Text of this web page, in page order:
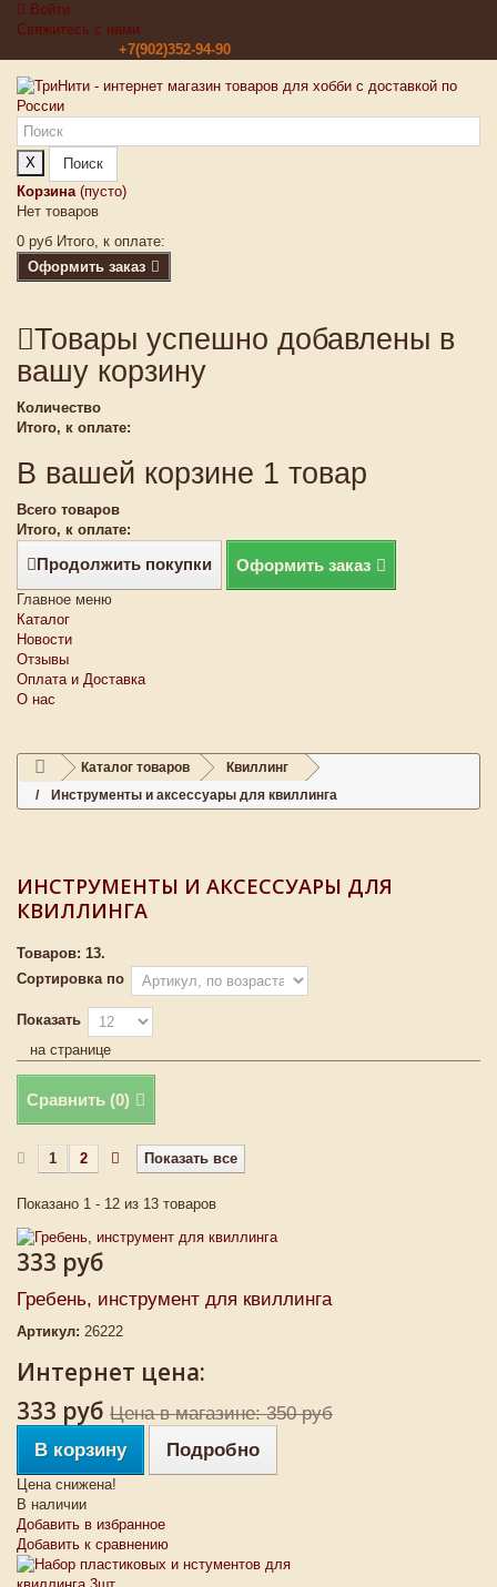
Войти
Свяжитесь с нами
+7(902)352-94-90
X
Поиск
Корзина (пусто)
Нет товаров
0 руб Итого, к оплате:
Оформить заказ
Товары успешно добавлены в
вашу корзину
Количество
Итого, к оплате:
В вашей корзине 1 товар
Всего товаров
Итого, к оплате:
Продолжить покупки Оформить заказ
Главное меню
Каталог
Новости
Отзывы
Оплата и Доставка
О нас
Каталог товаров
Квиллинг
Инструменты и аксессуары для квиллинга
ИНСТРУМЕНТЫ И АКСЕССУАРЫ ДЛЯ
КВИЛЛИНГА
Товаров: 13.
Сортировка по
Показать
на странице
Сравнить (0)
Показать все
1 2
Показано 1 - 12 из 13 товаров
333 руб
Гребень, инструмент для квиллинга
Артикул: 26222
Интернет цена:
333 руб Цена в магазине: 350 руб
В корзину
Подробно
Цена снижена!
В наличии
Добавить в избранное
Добавить к сравнению